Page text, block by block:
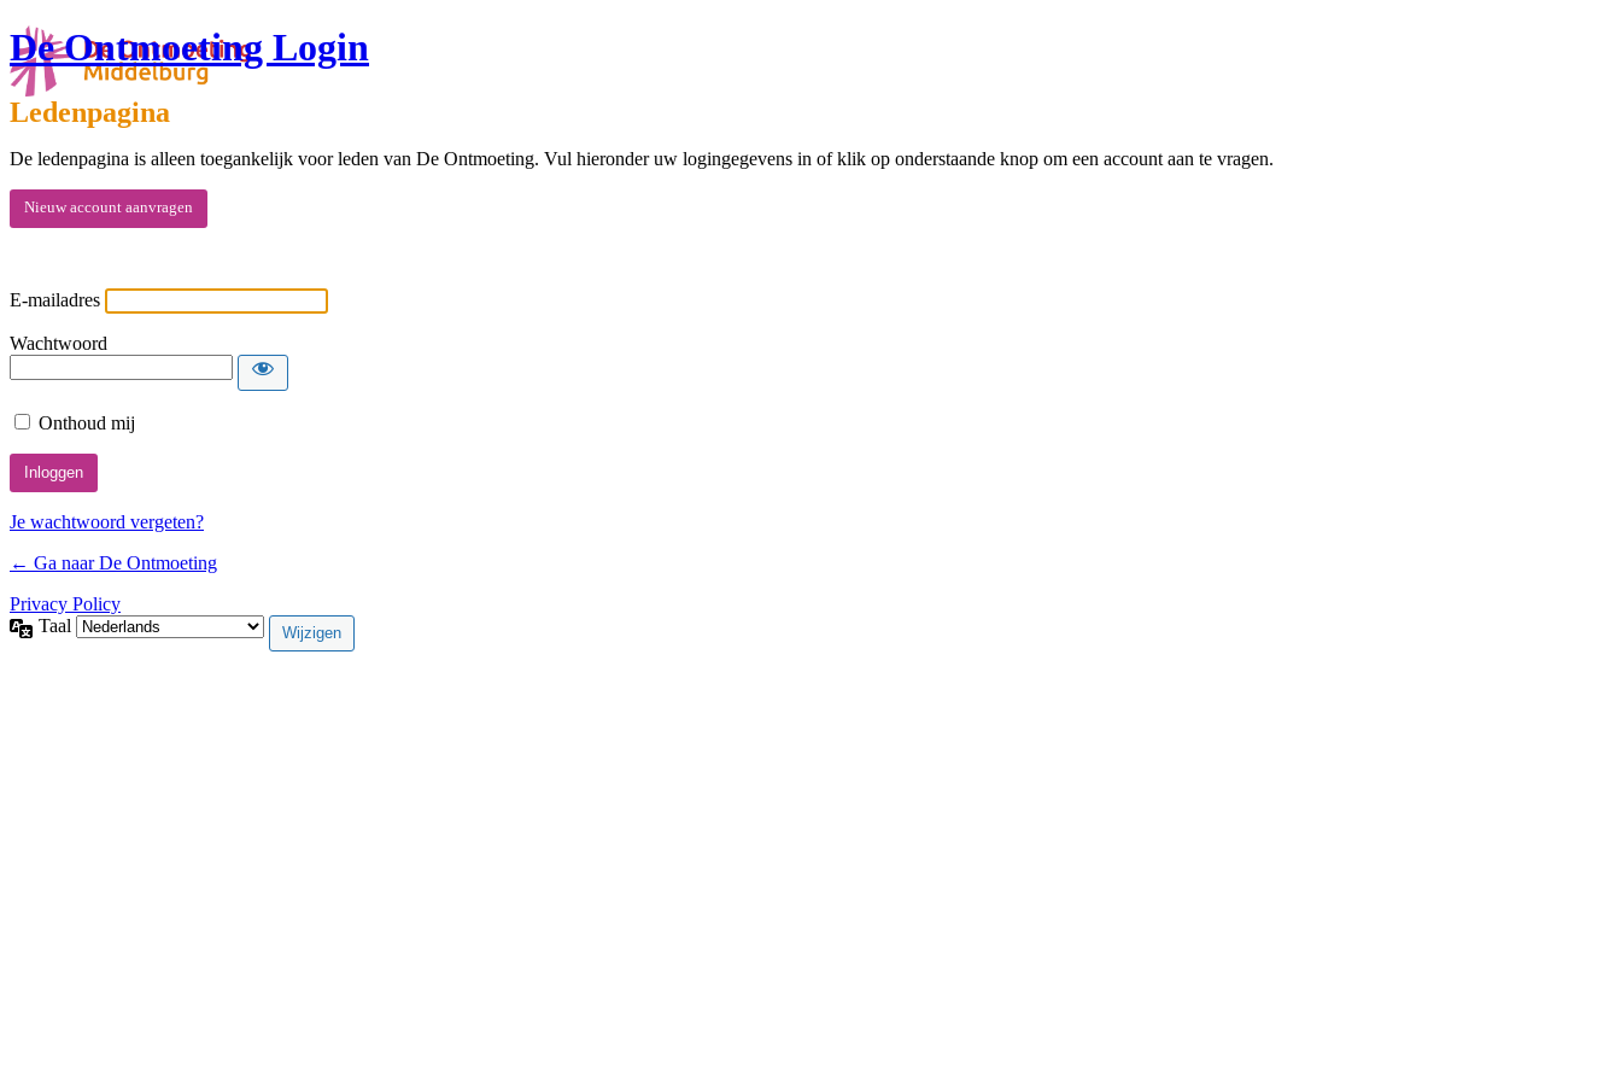
De Ontmoeting Login
Ledenpagina
De ledenpagina is alleen toegankelijk voor leden van De Ontmoeting. Vul hieronder uw logingegevens in of klik op onderstaande knop om een account aan te vragen.
Nieuw account aanvragen
E-mailadres
Wachtwoord
Onthoud mij
Je wachtwoord vergeten?
← Ga naar De Ontmoeting
Privacy Policy
Taal